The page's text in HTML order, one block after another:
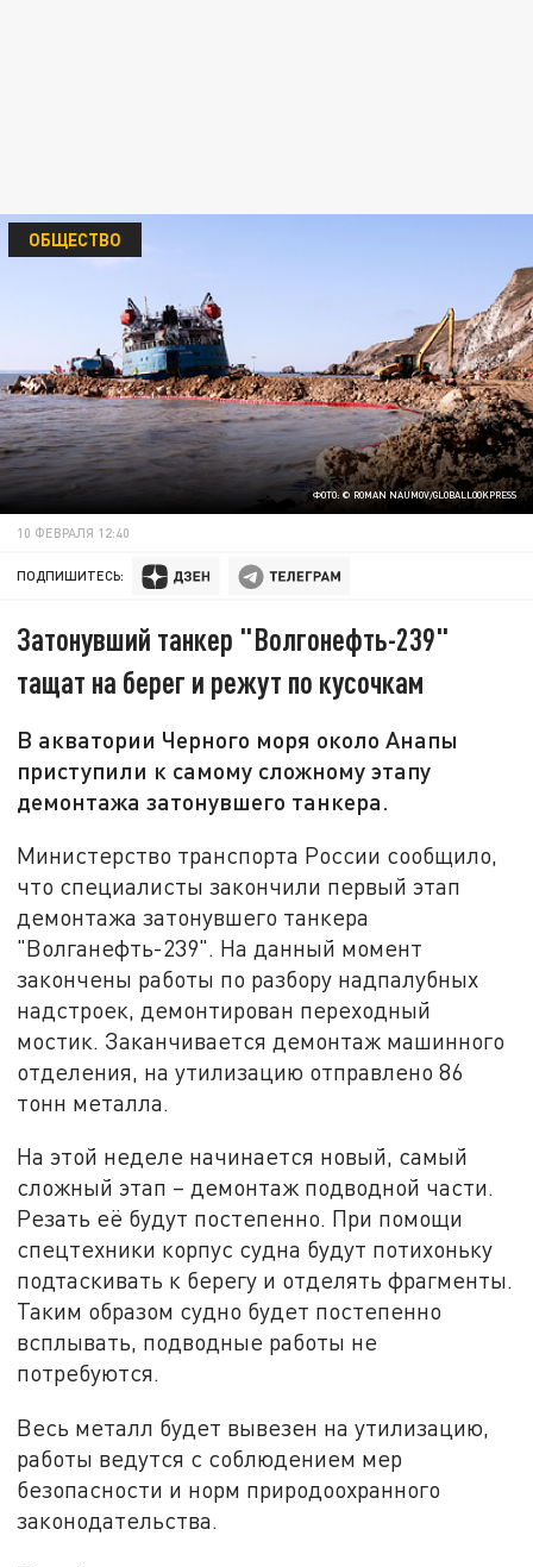
ФОТО: © ROMAN NAUMOV/GLOBALLOOKPRESS
ОБЩЕСТВО
10 ФЕВРАЛЯ 12:40
ПОДПИШИТЕСЬ:
Затонувший танкер "Волгонефть-239"
тащат на берег и режут по кусочкам
В акватории Черного моря около Анапы
приступили к самому сложному этапу
демонтажа затонувшего танкера.
Министерство транспорта России сообщило,
что специалисты закончили первый этап
демонтажа затонувшего танкера
"Волганефть-239". На данный момент
закончены работы по разбору надпалубных
надстроек, демонтирован переходный
мостик. Заканчивается демонтаж машинного
отделения, на утилизацию отправлено 86
тонн металла.
На этой неделе начинается новый, самый
сложный этап – демонтаж подводной части.
Резать её будут постепенно. При помощи
спецтехники корпус судна будут потихоньку
подтаскивать к берегу и отделять фрагменты.
Таким образом судно будет постепенно
всплывать, подводные работы не
потребуются.
Весь металл будет вывезен на утилизацию,
работы ведутся с соблюдением мер
безопасности и норм природоохранного
законодательства.